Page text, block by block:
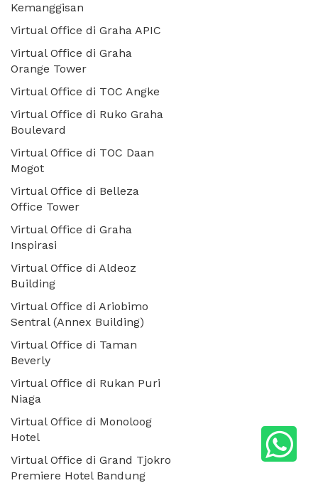
Kemanggisan
Virtual Office di Graha APIC
Virtual Office di Graha
Orange Tower
Virtual Office di TOC Angke
Virtual Office di Ruko Graha
Boulevard
Virtual Office di TOC Daan
Mogot
Virtual Office di Belleza
Office Tower
Virtual Office di Graha
Inspirasi
Virtual Office di Aldeoz
Building
Virtual Office di Ariobimo
Sentral (Annex Building)
Virtual Office di Taman
Beverly
Virtual Office di Rukan Puri
Niaga
Virtual Office di Monoloog
Hotel
Virtual Office di Grand Tjokro
Premiere Hotel Bandung